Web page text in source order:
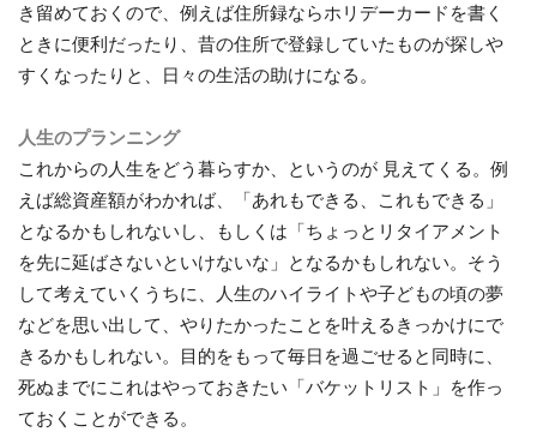
き留めておくので、例えば住所録ならホリデーカードを書く
ときに便利だったり、昔の住所で登録していたものが探しや
すくなったりと、日々の生活の助けになる。
人生のプランニング
これからの人生をどう暮らすか、というのが 見えてくる。例
えば総資産額がわかれば、「あれもできる、これもできる」
となるかもしれないし、もしくは「ちょっとリタイアメント
を先に延ばさないといけないな」となるかもしれない。そう
して考えていくうちに、人生のハイライトや子どもの頃の夢
などを思い出して、やりたかったことを叶えるきっかけにで
きるかもしれない。目的をもって毎日を過ごせると同時に、
死ぬまでにこれはやっておきたい「バケットリスト」を作っ
ておくことができる。